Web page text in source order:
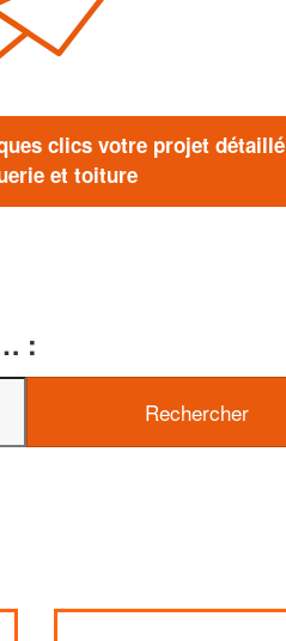
clics votre projet détaillé
et toiture
: